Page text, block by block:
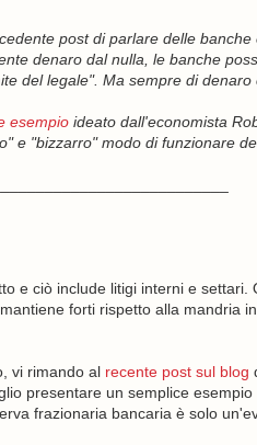
post di parlare delle
denaro dal nulla, le banche
del legale". Ma sempre di denaro
esempioideato dall'economista
e "bizzarro" modo di funzionare
e ciò include litigi interni e settari.
forti rispetto alla mandria
vi rimando al recente post sul blog
presentare un semplice
frazionaria bancaria è solo